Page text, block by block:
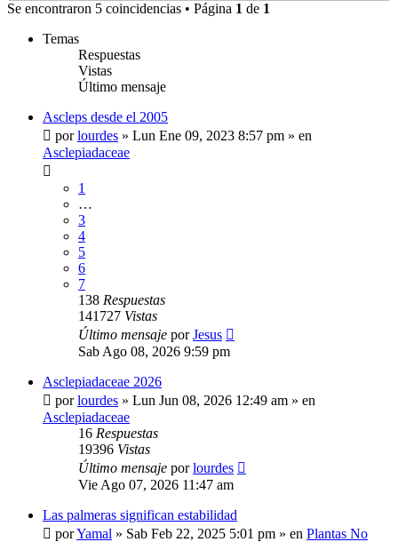
Se encontraron 5 coincidencias • Página 1 de 1
Temas
Respuestas
Vistas
Último mensaje
Ascleps desde el 2005
porlourdes » Lun Ene 09, 2023 8:57 pm » en
Asclepiadaceae
1
…
3
4
5
6
7
138 Respuestas
141727 Vistas
Último mensaje porJesus
Sab Ago 08, 2026 9:59 pm
Asclepiadaceae 2026
porlourdes » Lun Jun 08, 2026 12:49 am » en
Asclepiadaceae
16 Respuestas
19396 Vistas
Último mensaje porlourdes
Vie Ago 07, 2026 11:47 am
Las palmeras significan estabilidad
porYamal » Sab Feb 22, 2025 5:01 pm » en Plantas No